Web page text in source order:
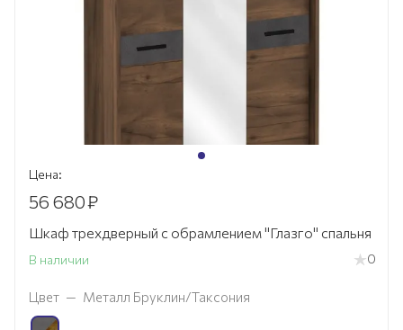
Цена:
56 680₽
Шкаф трехдверный с обрамлением "Глазго" спальня
В наличии 0
Цвет — Металл Бруклин/Таксония